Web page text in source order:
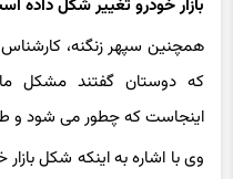
همچنین سپهر زنگنه،
که دوستان گفتند مشکل
اینجاست که چطور می شود و
وی با اشاره به اینکه شکل بازار